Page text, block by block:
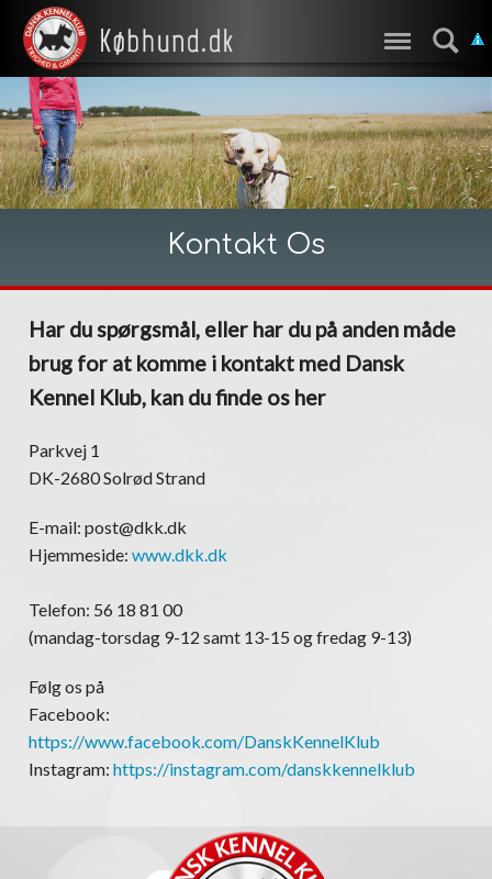
Kontakt Os
Har du spørgsmål, eller har du på anden måde
brug for at komme i kontakt med Dansk
Kennel Klub, kan du finde os her
Parkvej 1
DK-2680 Solrød Strand
E-mail: post@dkk.dk
Hjemmeside: www.dkk.dk
Telefon: 56 18 81 00
(mandag-torsdag 9-12 samt 13-15 og fredag 9-13)
Følg os på
Facebook:
https://www.facebook.com/DanskKennelKlub
Instagram: https://instagram.com/danskkennelklub